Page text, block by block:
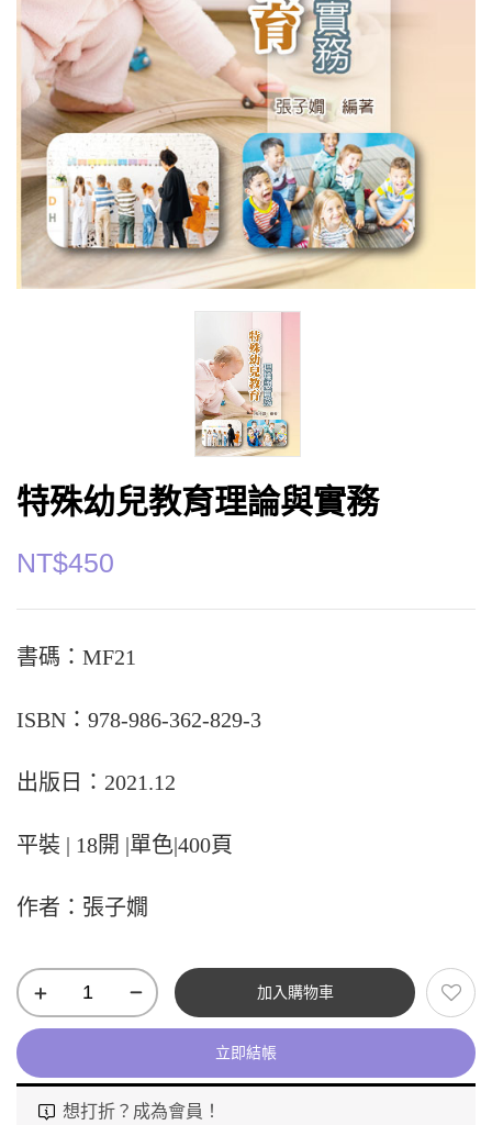
特殊幼兒教育理論與實務
NT$450
書碼：MF21
ISBN：978-986-362-829-3
出版日：2021.12
平裝 | 18開 |單色|400頁
作者：張子嫺
加入購物車
立即結帳
想打折？成為會員！